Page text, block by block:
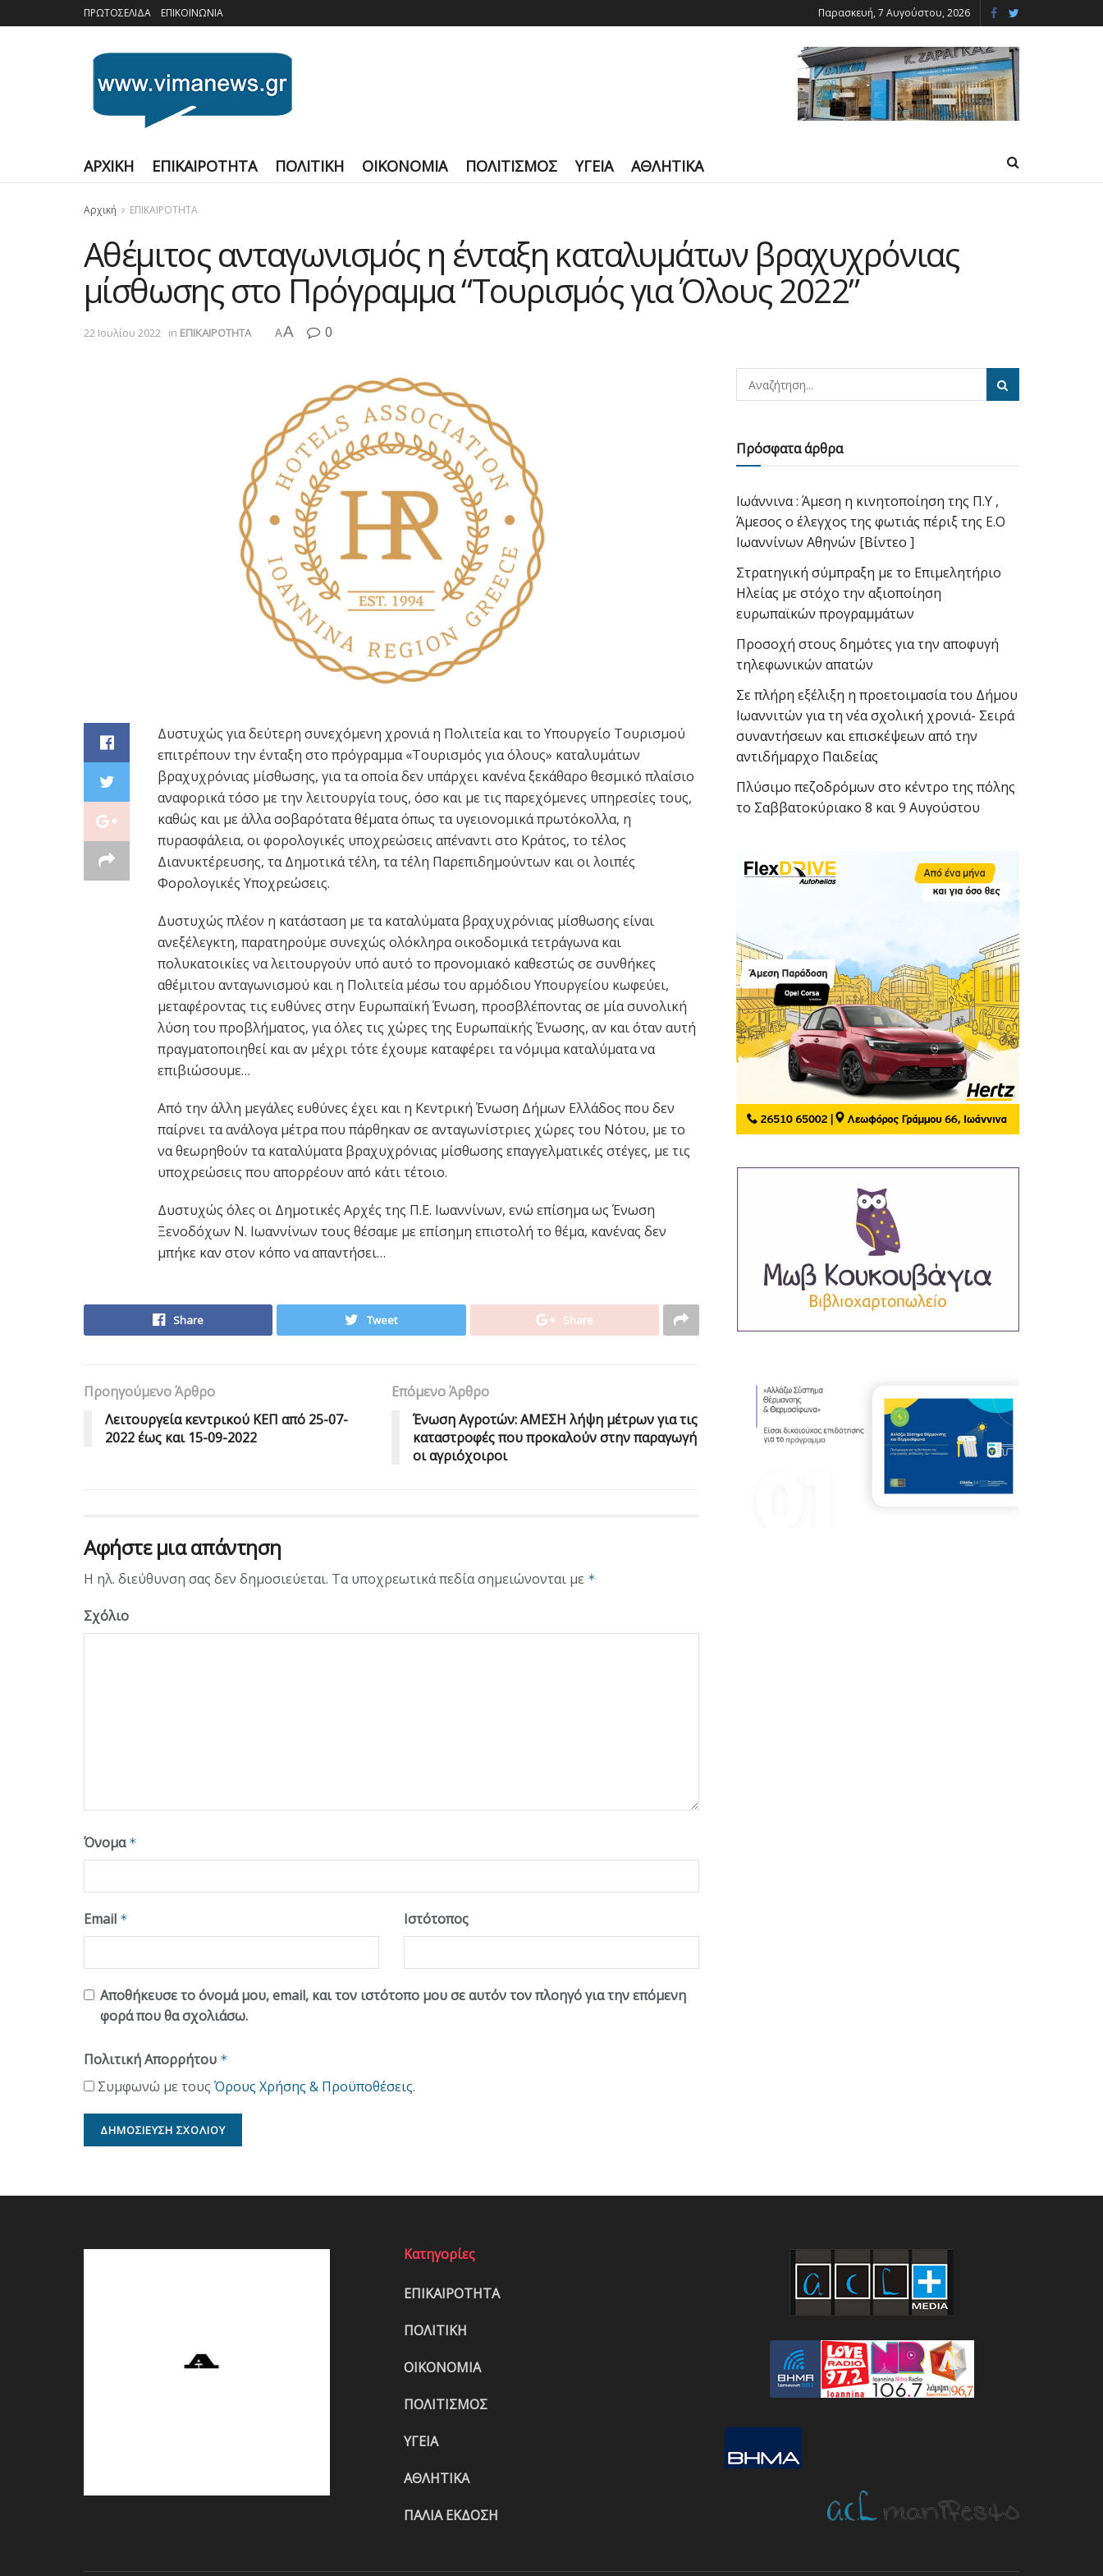
ΠΡΩΤΟΣΕΛΙΔΑ ΕΠΙΚΟΙΝΩΝΙΑ Παρασκευή, 7 Αυγούστου, 2026
ΑΡΧΙΚΗ ΕΠΙΚΑΙΡΟΤΗΤΑ ΠΟΛΙΤΙΚΗ ΟΙΚΟΝΟΜΙΑ ΠΟΛΙΤΙΣΜΟΣ ΥΓΕΙΑ ΑΘΛΗΤΙΚΑ
Αρχική ΕΠΙΚΑΙΡΟΤΗΤΑ
Αθέμιτος ανταγωνισμός η ένταξη καταλυμάτων βραχυχρόνιας
μίσθωσης στο Πρόγραμμα “Τουρισμός για Όλους 2022”
22 Ιουλίου 2022 in ΕΠΙΚΑΙΡΟΤΗΤΑ AA 0
Δυστυχώς για δεύτερη συνεχόμενη χρονιά η Πολιτεία και το Υπουργείο Τουρισμού
επιτρέπουν την ένταξη στο πρόγραμμα «Τουρισμός για όλους» καταλυμάτων
βραχυχρόνιας μίσθωσης, για τα οποία δεν υπάρχει κανένα ξεκάθαρο θεσμικό πλαίσιο
αναφορικά τόσο με την λειτουργία τους, όσο και με τις παρεχόμενες υπηρεσίες τους,
καθώς και με άλλα σοβαρότατα θέματα όπως τα υγειονομικά πρωτόκολλα, η
πυρασφάλεια, οι φορολογικές υποχρεώσεις απέναντι στο Κράτος, το τέλος
Διανυκτέρευσης, τα Δημοτικά τέλη, τα τέλη Παρεπιδημούντων και οι λοιπές
Φορολογικές Υποχρεώσεις.
Δυστυχώς πλέον η κατάσταση με τα καταλύματα βραχυχρόνιας μίσθωσης είναι
ανεξέλεγκτη, παρατηρούμε συνεχώς ολόκληρα οικοδομικά τετράγωνα και
πολυκατοικίες να λειτουργούν υπό αυτό το προνομιακό καθεστώς σε συνθήκες
αθέμιτου ανταγωνισμού και η Πολιτεία μέσω του αρμόδιου Υπουργείου κωφεύει,
μεταφέροντας τις ευθύνες στην Ευρωπαϊκή Ένωση, προσβλέποντας σε μία συνολική
λύση του προβλήματος, για όλες τις χώρες της Ευρωπαϊκής Ένωσης, αν και όταν αυτή
πραγματοποιηθεί και αν μέχρι τότε έχουμε καταφέρει τα νόμιμα καταλύματα να
επιβιώσουμε…
Από την άλλη μεγάλες ευθύνες έχει και η Κεντρική Ένωση Δήμων Ελλάδος που δεν
παίρνει τα ανάλογα μέτρα που πάρθηκαν σε ανταγωνίστριες χώρες του Νότου, με το
να θεωρηθούν τα καταλύματα βραχυχρόνιας μίσθωσης επαγγελματικές στέγες, με τις
υποχρεώσεις που απορρέουν από κάτι τέτοιο.
Δυστυχώς όλες οι Δημοτικές Αρχές της Π.Ε. Ιωαννίνων, ενώ επίσημα ως Ένωση
Ξενοδόχων Ν. Ιωαννίνων τους θέσαμε με επίσημη επιστολή το θέμα, κανένας δεν
μπήκε καν στον κόπο να απαντήσει…
Share Tweet Share
Προηγούμενο Άρθρο
Λειτουργεία κεντρικού ΚΕΠ από 25-07-
2022 έως και 15-09-2022
Επόμενο Άρθρο
Ένωση Αγροτών: ΑΜΕΣΗ λήψη μέτρων για τις
καταστροφές που προκαλούν στην παραγωγή
οι αγριόχοιροι
Αφήστε μια απάντηση
Η ηλ. διεύθυνση σας δεν δημοσιεύεται. Τα υποχρεωτικά πεδία σημειώνονται με *
Σχόλιο
Όνομα *
Email * Ιστότοπος
Αποθήκευσε το όνομά μου, email, και τον ιστότοπο μου σε αυτόν τον πλοηγό για την επόμενη
φορά που θα σχολιάσω.
Πολιτική Απορρήτου *
Συμφωνώ με τους Όρους Χρήσης & Προϋποθέσεις.
Πρόσφατα άρθρα
Ιωάννινα : Άμεση η κινητοποίηση της Π.Υ ,
Άμεσος ο έλεγχος της φωτιάς πέριξ της Ε.Ο
Ιωαννίνων Αθηνών [Βίντεο ]
Στρατηγική σύμπραξη με το Επιμελητήριο
Ηλείας με στόχο την αξιοποίηση
ευρωπαϊκών προγραμμάτων
Προσοχή στους δημότες για την αποφυγή
τηλεφωνικών απατών
Σε πλήρη εξέλιξη η προετοιμασία του Δήμου
Ιωαννιτών για τη νέα σχολική χρονιά- Σειρά
συναντήσεων και επισκέψεων από την
αντιδήμαρχο Παιδείας
Πλύσιμο πεζοδρόμων στο κέντρο της πόλης
το Σαββατοκύριακο 8 και 9 Αυγούστου
Κατηγορίες
ΕΠΙΚΑΙΡΟΤΗΤΑ
ΠΟΛΙΤΙΚΗ
ΟΙΚΟΝΟΜΙΑ
ΠΟΛΙΤΙΣΜΟΣ
ΥΓΕΙΑ
ΑΘΛΗΤΙΚΑ
ΠΑΛΙΑ ΕΚΔΟΣΗ